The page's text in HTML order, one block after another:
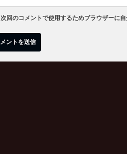
次回のコメントで使用するためブラウザーに